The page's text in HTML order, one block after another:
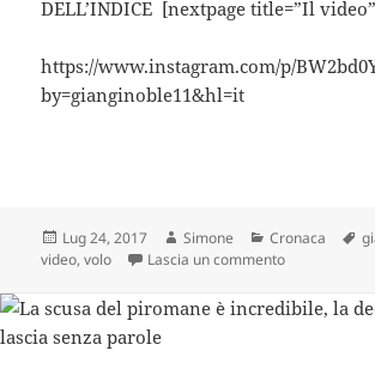
DELL’INDICE [nextpage title=”Il
https://www.instagram.com/p/
by=gianginoble11&hl=it
Scritto
il
Lug 24, 2017 Autore
Simone Categorie
Cronaca
video,volo Lascia un commentosu Gianluca